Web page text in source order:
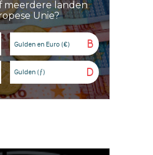
meerdere landen
Unie?
B
Gulden en Euro (€)
D
Gulden (ƒ)